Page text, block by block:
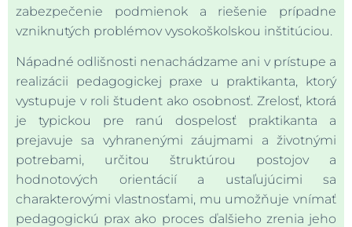
zabezpečenie podmienok a riešenie prípadne
vzniknutých problémov vysokoškolskou inštitúciou.
Nápadné odlišnosti nenachádzame ani v prístupe a
realizácii pedagogickej praxe u praktikanta, ktorý
vystupuje v roli študent ako osobnosť. Zrelosť, ktorá
je typickou pre ranú dospelosť praktikanta a
prejavuje sa vyhranenými záujmami a životnými
potrebami, určitou štruktúrou postojov a
hodnotových orientácií a ustaľujúcimi sa
charakterovými vlastnosťami, mu umožňuje vnímať
pedagogickú prax ako proces ďalšieho zrenia jeho